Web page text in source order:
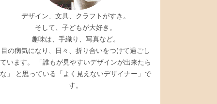
デザイン、文具、クラフトがすき。
そして、子どもが大好き。
趣味は、手織り、写真など。
目の病気になり、日々、折り合いをつけて過ごし
ています。 「誰もが見やすいデザインが出来たら
な」 と思っている「よく見えないデザイナー」で
す。